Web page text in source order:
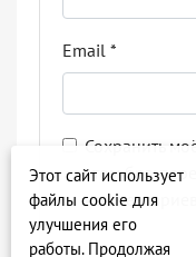
Email *
Сохранить
этом
комментариев.
Этот сайт использует
файлы cookie для
улучшения его
работы. Продолжая